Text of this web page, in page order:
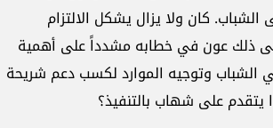
كان ولا يزال يشكل الالتزام
ذلك عون في خطابه مشدداً على أهمية
الشباب وتوجيه الموارد لكسب دعم شريحة
يتقدم على شهاب بالتنفيذ؟